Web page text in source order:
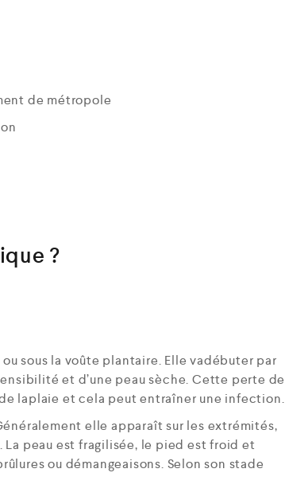
de métropole
?
sous la voûte plantaire. Elle vadébuter par
et d’une peau sèche. Cette perte de
laplaie et cela peut entraîner une infection.
elle apparaît sur les extrémités,
peau est fragilisée, le pied est froid et
ou démangeaisons. Selon son stade